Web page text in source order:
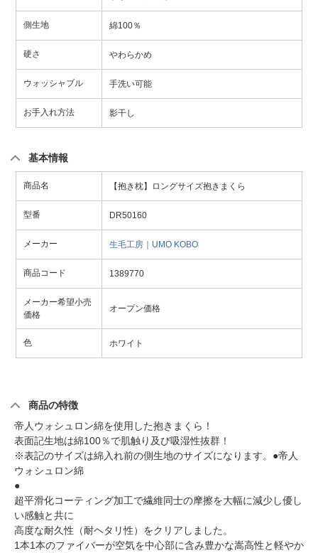
側生地 綿100％
硬さ やわらかめ
ウォッシャブル 手洗い可能
お手入れ方法 影干し
基本情報
商品名 【抱き枕】ロングサイズ抱きまくら
型番 DR50160
メーカー 生毛工房｜UMO KOBO
商品コード 1389770
メーカー希望小売
価格
オープン価格
色 ホワイト
商品の特徴
帝人ウォシュロン綿を使用した抱きまくら！
表面記生地は綿100％で肌触り及び吸湿性抜群！
※表記のサイズは綿入れ前の側生地のサイズになります。●帝人
ウォシュロン綿
●
超平滑化コーティング加工で繊維同士の摩擦を大幅に減少し優し
い感触と共に
高度な耐久性（耐ヘタリ性）をクリアしました。
1本1本のファイバーが空気を中心部に含み豊かな嵩高性と軽やか